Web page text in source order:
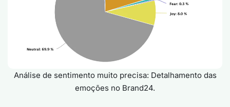
Análise de sentimento muito precisa: Detalhamento das
emoções no Brand24.